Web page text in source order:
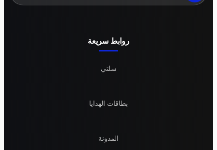
روابط سريعة
سلتي
بطاقات الهدايا
المدونة